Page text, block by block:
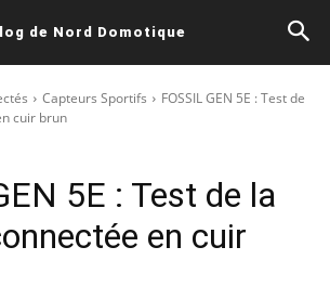
de Nord Domotique
Capteurs Sportifs
FOSSIL GEN 5E : Test de
cuir brun
5E : Test de la
en cuir